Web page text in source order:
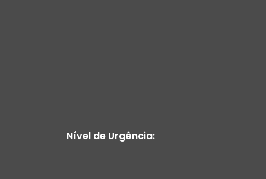
Nível de Urgência: